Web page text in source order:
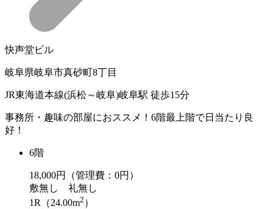
快声堂ビル
岐阜県岐阜市真砂町8丁目
JR東海道本線(浜松～岐阜)岐阜駅 徒歩15分
事務所・趣味の部屋におススメ！6階最上階で日当たり良
好！
6階
18,000円（管理費：0円）
敷無し 礼無し
1R（24.00m2 ）